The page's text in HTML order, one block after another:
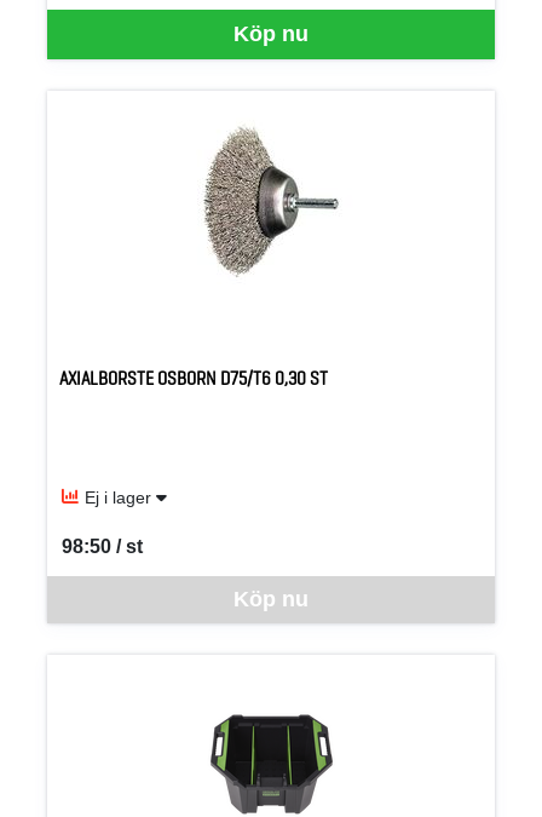
Köp nu
AXIALBORSTE OSBORN D75/T6 0,30 ST
Ej i lager
Köp nu
98:50 / st
SEK per ST